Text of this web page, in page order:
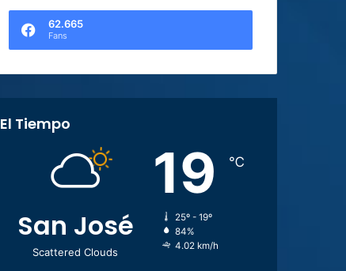
62.665
Fans
El Tiempo
San José
Scattered Clouds
19 ℃
25º - 19º
84%
4.02 km/h